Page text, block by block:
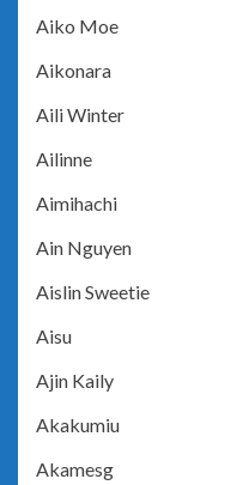
Aiko Moe
Aikonara
Aili Winter
Ailinne
Aimihachi
Ain Nguyen
Aislin Sweetie
Aisu
Ajin Kaily
Akakumiu
Akamesg